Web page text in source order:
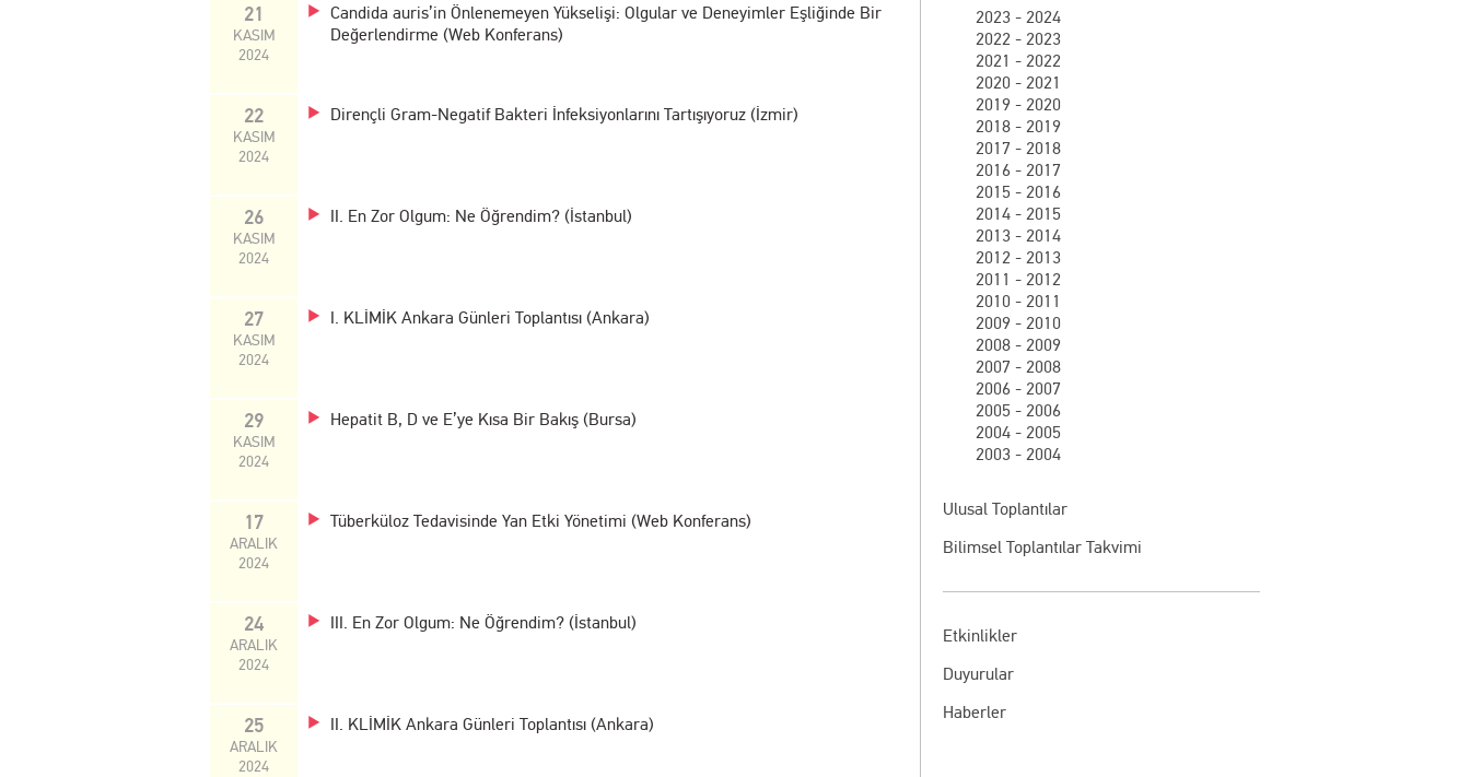
2023 - 2024
2022 - 2023
2021 - 2022
2020 - 2021
2019 - 2020
2018 - 2019
2017 - 2018
2016 - 2017
2015 - 2016
2014 - 2015
2013 - 2014
2012 - 2013
2011 - 2012
2010 - 2011
2009 - 2010
2008 - 2009
2007 - 2008
2006 - 2007
2005 - 2006
2004 - 2005
2003 - 2004
Ulusal Toplantılar
Bilimsel Toplantılar Takvimi
Etkinlikler
Duyurular
Haberler
21
KASIM
2024
Candida auris’in Önlenemeyen Yükselişi: Olgular ve Deneyimler Eşliğinde Bir
Değerlendirme (Web Konferans)
22
KASIM
2024
Dirençli Gram-Negatif Bakteri İnfeksiyonlarını Tartışıyoruz (İzmir)
26
KASIM
2024
II. En Zor Olgum: Ne Öğrendim? (İstanbul)
27
KASIM
2024
I. KLİMİK Ankara Günleri Toplantısı (Ankara)
29
KASIM
2024
Hepatit B, D ve E’ye Kısa Bir Bakış (Bursa)
17
ARALIK
2024
Tüberküloz Tedavisinde Yan Etki Yönetimi (Web Konferans)
24
ARALIK
2024
III. En Zor Olgum: Ne Öğrendim? (İstanbul)
25
ARALIK
2024
II. KLİMİK Ankara Günleri Toplantısı (Ankara)